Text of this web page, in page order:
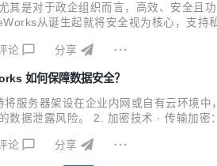
其是对于政企组织而言，高效、安全且
从诞生起就将安全视为核心，支持
构建起完善的密级管理体系，可依据单
论 分享
如何保障数据安全？
服务器架设在企业内网或自有云环境
数据泄露风险。 2. 加密技术 · 传输加
论 分享